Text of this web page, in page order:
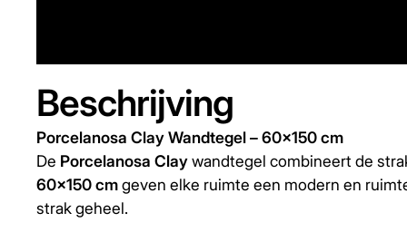
Beschrijving
Porcelanosa Clay Wandtegel – 60x150 cm
De Porcelanosa Claywandtegel combineert de
60x150 cmgeven elke ruimte een modern en
strak geheel.